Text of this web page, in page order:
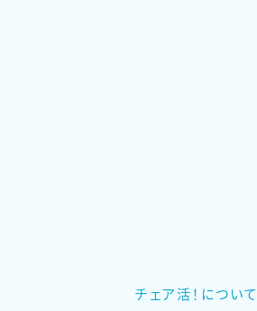
チェア活！について